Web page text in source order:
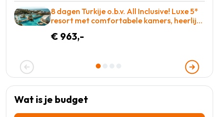
8 dagen Turkije o.b.v. All Inclusive! Luxe 5*
resort met comfortabele kamers, heerlijk
€ 963,-
Wat is je budget